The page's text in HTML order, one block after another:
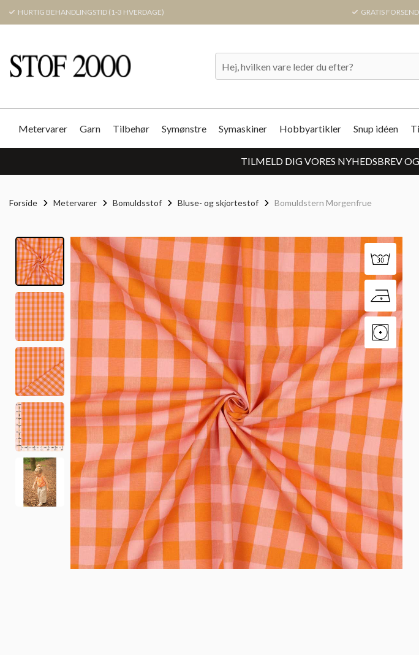
HURTIG BEHANDLINGSTID (1-3 HVERDAGE) GRATIS
Metervarer Garn Tilbehør Symønstre Symaskiner Hobbyartikler Snup idéen
TILMELD DIG VORES NYHEDSBREV
Forside Metervarer Bomuldsstof Bluse- og skjortestof Bomuldstern Morgenfrue